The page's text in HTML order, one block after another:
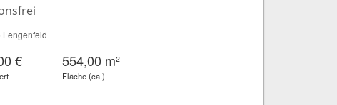
Lengenfeld
€ 554,00 m²
Fläche (ca.)